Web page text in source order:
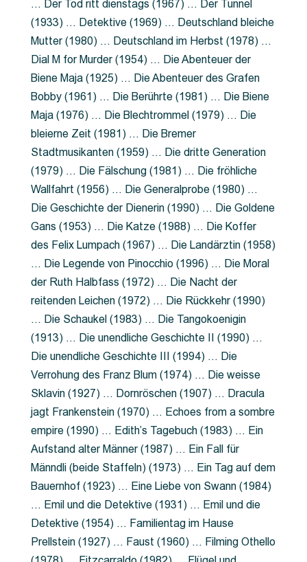
… Der Tod ritt dienstags (1967) … Der Tunnel
(1933) … Detektive (1969) … Deutschland bleiche
Mutter (1980) … Deutschland im Herbst (1978) …
Dial M for Murder (1954) … Die Abenteuer der
Biene Maja (1925) … Die Abenteuer des Grafen
Bobby (1961) … Die Berührte (1981) … Die Biene
Maja (1976) … Die Blechtrommel (1979) … Die
bleierne Zeit (1981) … Die Bremer
Stadtmusikanten (1959) … Die dritte Generation
(1979) … Die Fälschung (1981) … Die fröhliche
Wallfahrt (1956) … Die Generalprobe (1980) …
Die Geschichte der Dienerin (1990) … Die Goldene
Gans (1953) … Die Katze (1988) … Die Koffer
des Felix Lumpach (1967) … Die Landärztin (1958)
… Die Legende von Pinocchio (1996) … Die Moral
der Ruth Halbfass (1972) … Die Nacht der
reitenden Leichen (1972) … Die Rückkehr (1990)
… Die Schaukel (1983) … Die Tangokoenigin
(1913) … Die unendliche Geschichte II (1990) …
Die unendliche Geschichte III (1994) … Die
Verrohung des Franz Blum (1974) … Die weisse
Sklavin (1927) … Dornröschen (1907) … Dracula
jagt Frankenstein (1970) … Echoes from a sombre
empire (1990) … Edith’s Tagebuch (1983) … Ein
Aufstand alter Männer (1987) … Ein Fall für
Männdli (beide Staffeln) (1973) … Ein Tag auf dem
Bauernhof (1923) … Eine Liebe von Swann (1984)
… Emil und die Detektive (1931) … Emil und die
Detektive (1954) … Familientag im Hause
Prellstein (1927) … Faust (1960) … Filming Othello